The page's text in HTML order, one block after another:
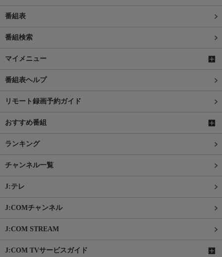
番組表
番組検索
マイメニュー
番組表ヘルプ
リモート録画予約ガイド
おすすめ番組
ランキング
チャンネル一覧
J:テレ
J:COMチャンネル
J:COM STREAM
J:COM TVサービスガイド